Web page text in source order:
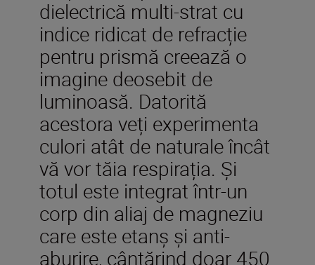
dielectrică multi-strat cu
indice ridicat de refracție
pentru prismă creează o
imagine deosebit de
luminoasă. Datorită
acestora veți experimenta
culori atât de naturale încât
vă vor tăia respirația. Și
totul este integrat într-un
corp din aliaj de magneziu
care este etanș și anti-
aburire, cântărind doar 450